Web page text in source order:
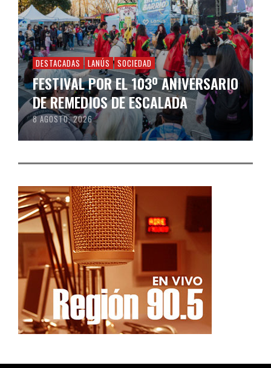
DESTACADAS LANÚS SOCIEDAD
FESTIVAL POR EL 103º ANIVERSARIO
DE REMEDIOS DE ESCALADA
8 AGOSTO, 2026